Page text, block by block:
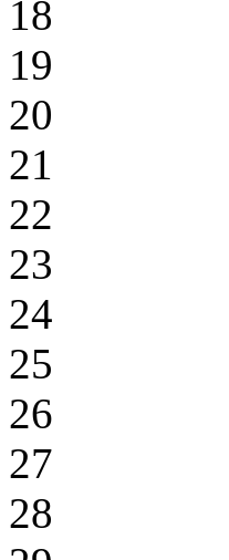
18
19
20
21
22
23
24
25
26
27
28